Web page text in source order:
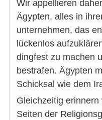
Wir appellieren
Ägypten, alles in
unternehmen, das
lückenlos
dingfest zu machen
bestrafen. Ägypten
Schicksal wie dem
Gleichzeitig
Seiten der